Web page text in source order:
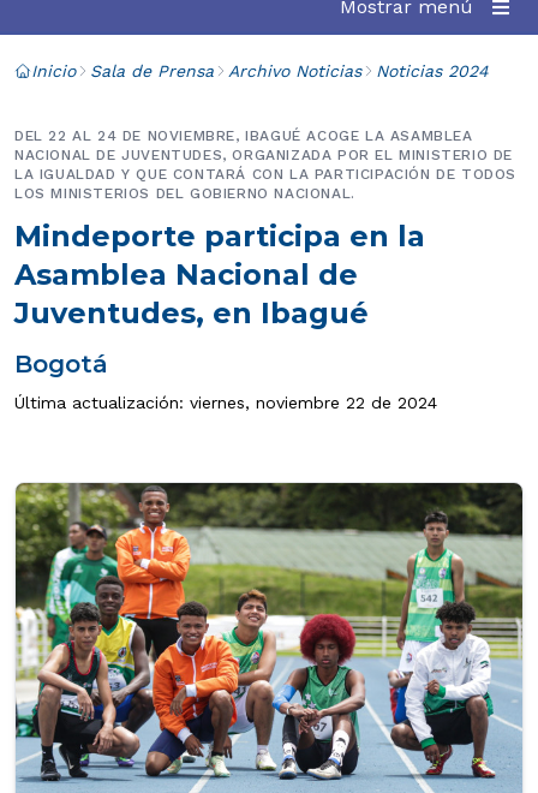
Mostrar menú
Inicio Sala de Prensa Archivo Noticias Noticias 2024
Mindeporte participa en la
Asamblea Nacional de
Juventudes, en Ibagué
Bogotá
DEL 22 AL 24 DE NOVIEMBRE, IBAGUÉ ACOGE LA ASAMBLEA
NACIONAL DE JUVENTUDES, ORGANIZADA POR EL MINISTERIO DE
LA IGUALDAD Y QUE CONTARÁ CON LA PARTICIPACIÓN DE TODOS
LOS MINISTERIOS DEL GOBIERNO NACIONAL.
Última actualización: viernes, noviembre 22 de 2024